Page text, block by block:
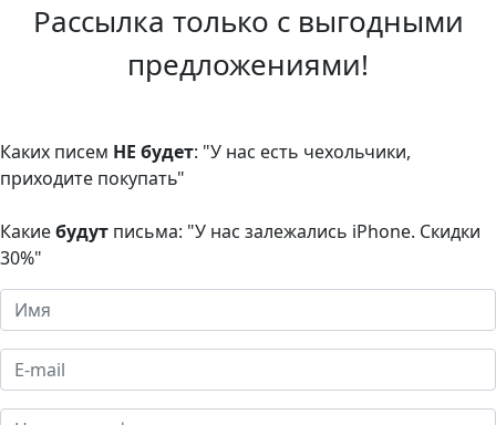
Рассылка только с выгодными
предложениями!
Каких писем НЕ будет: "У нас есть чехольчики,
приходите покупать"
Какиебудут письма: "У нас залежались iPhone. Скидки
30%"